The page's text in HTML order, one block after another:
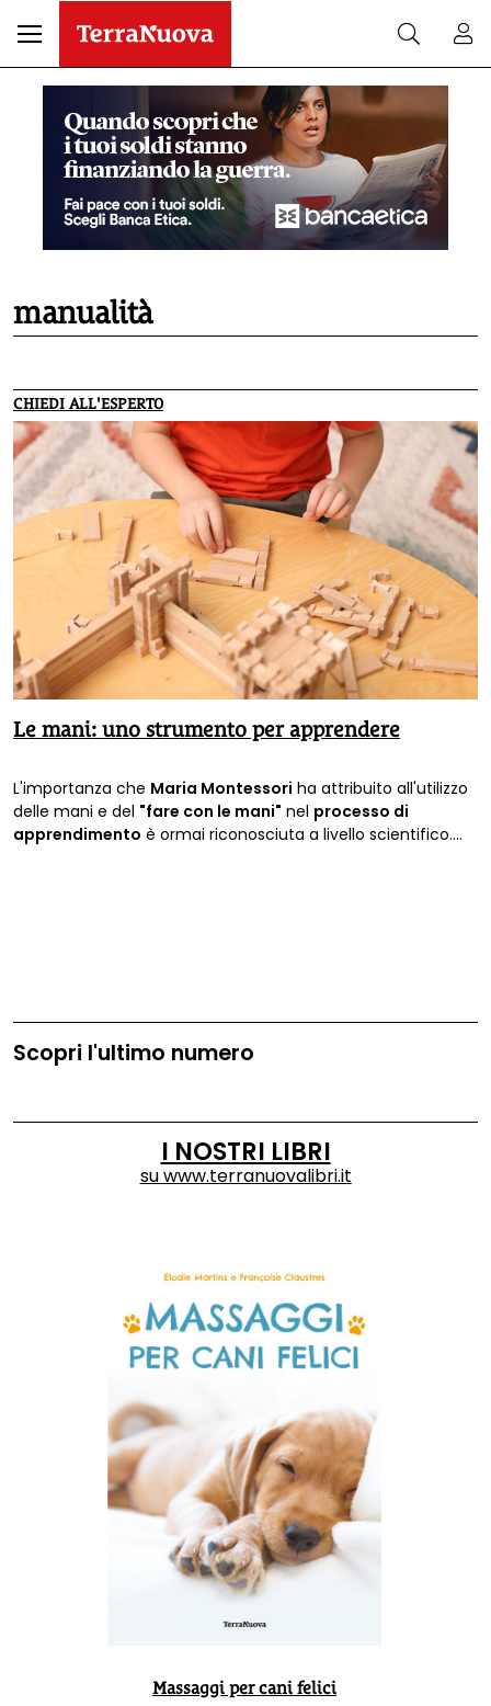
manualità
CHIEDI ALL'ESPERTO
Le mani: uno strumento per apprendere
L'importanza che Maria Montessori ha attribuito all'utilizzo
delle mani e del "fare con le mani" nel processo di
apprendimento è ormai riconosciuta a livello scientifico.
Scopri l'ultimo numero
I NOSTRI LIBRI
suwww.terranuovalibri.it
Massaggi per cani felici